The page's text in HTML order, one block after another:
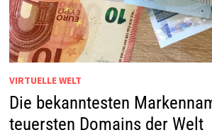
VIRTUELLE WELT
Die bekanntesten
teuersten Domains der Welt